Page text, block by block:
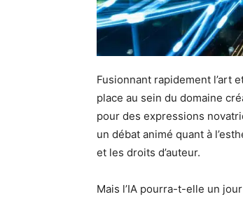
Fusionnant rapidement l’art
place au sein du domaine
pour des expressions
un débat animé quant à
et les droits d’auteur.
Mais l’IA pourra-t-elle un